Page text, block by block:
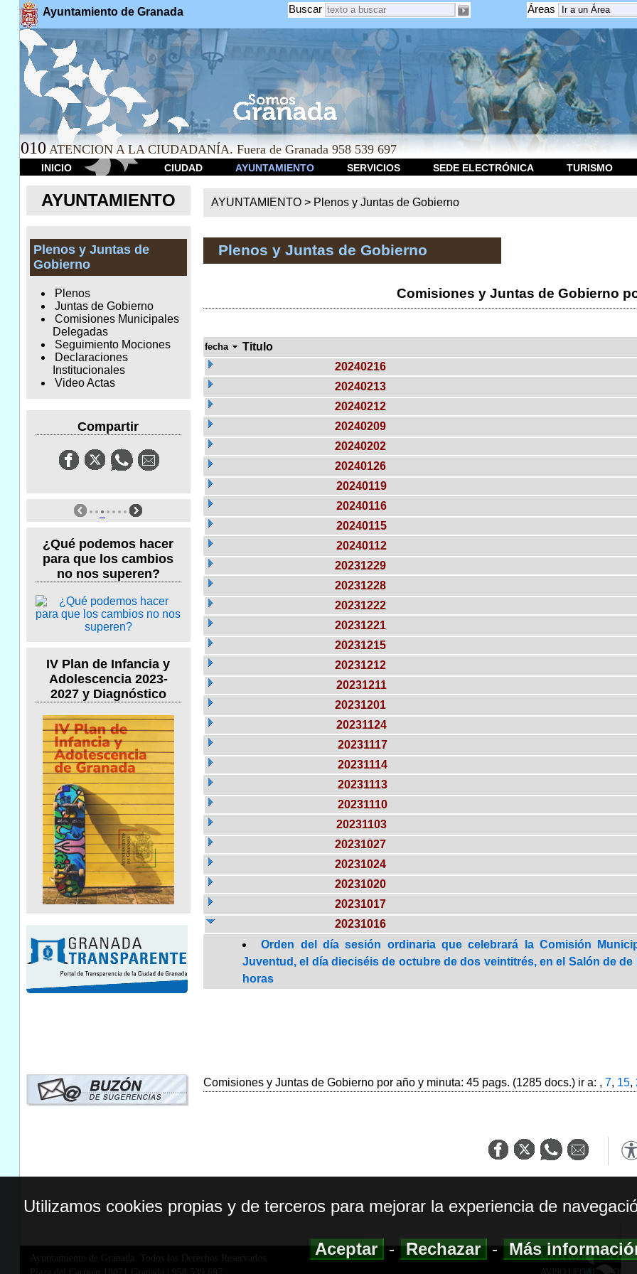
Ayuntamiento de Granada Áreas
Buscar
010 ATENCION A LA CIUDADANÍA. Fuera de Granada 958 539 697
INICIO CIUDAD AYUNTAMIENTO SERVICIOS SEDE ELECTRÓNICA TURISMO
AYUNTAMIENTO
Plenos y Juntas de
Gobierno
Plenos
Juntas de Gobierno
Comisiones Municipales
Delegadas
Seguimiento Mociones
Declaraciones
Institucionales
Video Actas
Compartir
¿Qué podemos hacer
para que los cambios
no nos superen?
IV Plan de Infancia y
Adolescencia 2023-
2027 y Diagnóstico
AYUNTAMIENTO > Plenos y Juntas de Gobierno
Plenos y Juntas de Gobierno
Comisiones y Juntas de Gobierno
fecha Titulo
20240216
20240213
20240212
20240209
20240202
20240126
20240119
20240116
20240115
20240112
20231229
20231228
20231222
20231221
20231215
20231212
20231211
20231201
20231124
20231117
20231114
20231113
20231110
20231103
20231027
20231024
20231020
20231017
20231016
Orden del día sesión ordinaria que celebrará la Comisión
Juventud, el día dieciséis de octubre de dos veintitrés, en el Salón de
horas
Comisiones y Juntas de Gobierno por año y minuta: 45 pags. (1285 docs.) ir a: , 7, 15,
Ayuntamiento de Granada. Todos los Derechos Reservados.
MAPA WEB|
AVISO LEGAL|
Utilizamos cookies propias y de terceros para mejorar la experiencia de
Aceptar-Rechazar-Más